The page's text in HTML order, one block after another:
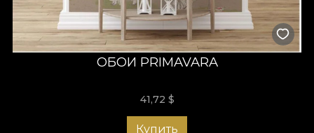
ОБОИ PRIMAVARA
41,72 $
Купить